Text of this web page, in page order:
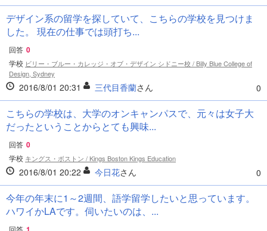
デザイン系の留学を探していて、こちらの学校を見つけま
した。 現在の仕事では頭打ち...
回答 0
学校 ビリー・ブルー・カレッジ・オブ・デザイン シドニー校 / Billy Blue College of
Design, Sydney
2016/8/01 20:31 三代目香蘭さん 0
こちらの学校は、大学のオンキャンパスで、元々は女子大
だったということからとても興味...
回答 0
学校 キングス・ボストン / Kings Boston Kings Education
2016/8/01 20:22 今日花さん 0
今年の年末に1～2週間、語学留学したいと思っています。
ハワイかLAです。伺いたいのは、...